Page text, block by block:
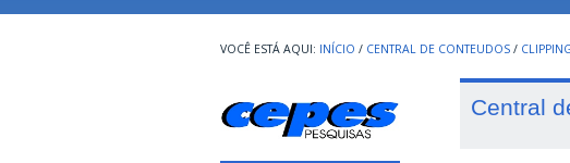
INÍCIO / CENTRAL DE CONTEUDOS / CLIPPING
Central